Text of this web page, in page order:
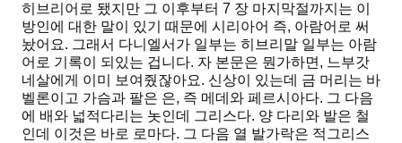
히브리어로 됐지만 그 이후부터 7 장 마지막절까지는 이
방인에 대한 말이 있기 때문에 시리아어 즉, 아람어로 써
놨어요. 그래서 다니엘서가 일부는 히브리말 일부는 아람
어로 기록이 되있는 겁니다. 자 본문은 뭔가하면, 느부갓
네살에게 이미 보여줬잖아요. 신상이 있는데 금 머리는 바
벨론이고 가슴과 팔은 은, 즉 메데와 페르시아다. 그 다음
에 배와 넓적다리는 놋인데 그리스다. 양 다리와 발은 철
인데 이것은 바로 로마다. 그 다음 열 발가락은 적그리스